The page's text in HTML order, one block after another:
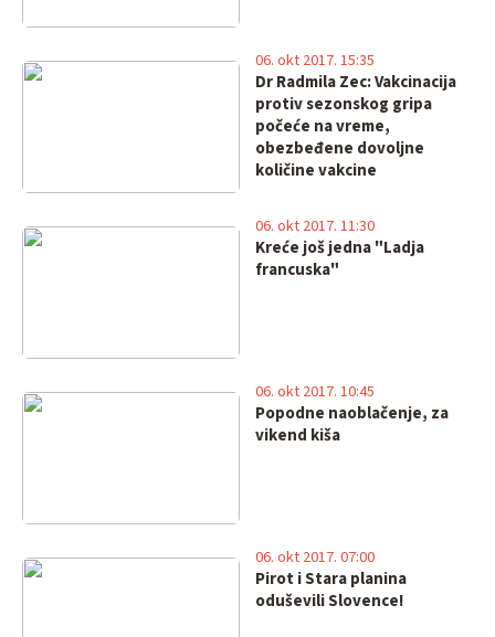
Dr Radmila Zec: Vakcinacija
protiv sezonskog gripa
počeće na vreme,
obezbeđene dovoljne
količine vakcine
06. okt 2017. 15:35
Kreće još jedna "Ladja
francuska"
06. okt 2017. 11:30
Popodne naoblačenje, za
vikend kiša
06. okt 2017. 10:45
Pirot i Stara planina
oduševili Slovence!
06. okt 2017. 07:00